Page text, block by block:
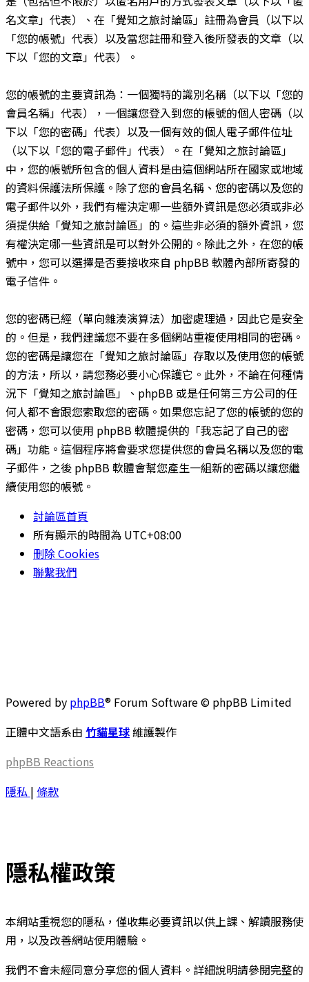
名文章」代表）、在「覺知之旅討論區」註冊為會員（以下以
「您的帳號」代表）以及當您註冊和登入後所發表的文章（以
下以「您的文章」代表）。
您的帳號的主要資訊為：一個獨特的識別名稱（以下以「您的
會員名稱」代表），一個讓您登入到您的帳號的個人密碼（以
下以「您的密碼」代表）以及一個有效的個人電子郵件位址
（以下以「您的電子郵件」代表）。在「覺知之旅討論區」
中，您的帳號所包含的個人資料是由這個網站所在國家或地域
的資料保護法所保護。除了您的會員名稱、您的密碼以及您的
電子郵件以外，我們有權決定哪一些額外資訊是您必須或非必
須提供給「覺知之旅討論區」的。這些非必須的額外資訊，您
有權決定哪一些資訊是可以對外公開的。除此之外，在您的帳
號中，您可以選擇是否要接收來自 phpBB 軟體內部所寄發的
電子信件。
您的密碼已經（單向雜湊演算法）加密處理過，因此它是安全
的。但是，我們建議您不要在多個網站重複使用相同的密碼。
您的密碼是讓您在「覺知之旅討論區」存取以及使用您的帳號
的方法，所以，請您務必要小心保護它。此外，不論在何種情
況下「覺知之旅討論區」、phpBB 或是任何第三方公司的任
何人都不會跟您索取您的密碼。如果您忘記了您的帳號的您的
密碼，您可以使用 phpBB 軟體提供的「我忘記了自己的密
碼」功能。這個程序將會要求您提供您的會員名稱以及您的電
子郵件，之後 phpBB 軟體會幫您產生一組新的密碼以讓您繼
續使用您的帳號。
討論區首頁
所有顯示的時間為 UTC+08:00
刪除 Cookies
聯繫我們
Powered by phpBB® Forum Software © phpBB Limited
正體中文語系由 竹貓星球維護製作
phpBB Reactions
隱私 | 條款
隱私權政策
本網站重視您的隱私，僅收集必要資訊以供上課、解讀服務使
用，以及改善網站使用體驗。
我們不會未經同意分享您的個人資料。詳細說明請參閱完整的